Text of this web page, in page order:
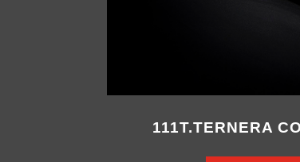
111T.TERNERA